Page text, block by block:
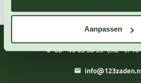
Aanpassen
06 - 46 63 38 39 (ma - vr